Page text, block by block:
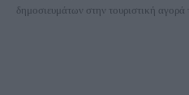
δημοσιευμάτων στην τουριστική αγορά